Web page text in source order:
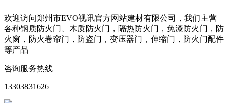
欢迎访问郑州市EVO视讯官方网站建材有限公司，我们主营
各种钢质防火门、木质防火门，隔热防火门，免漆防火门，防
火窗，防火卷帘门，防盗门，变压器门，伸缩门，防火门配件
等产品
咨询服务热线
13303831626